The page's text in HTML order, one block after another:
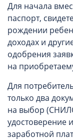
Для начала
паспорт,
рождении
доходах и
одобрения
на
Для
только два
на выбор
удостоверение
заработной